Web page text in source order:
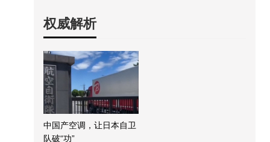
权威解析
中国产空调，让日本自卫
队破“功”